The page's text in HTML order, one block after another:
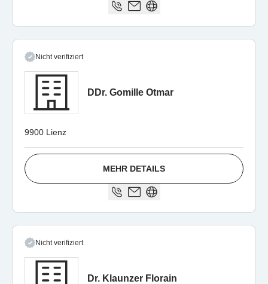
Nicht verifiziert
DDr. Gomille Otmar
9900 Lienz
MEHR DETAILS
Nicht verifiziert
Dr. Klaunzer Florain